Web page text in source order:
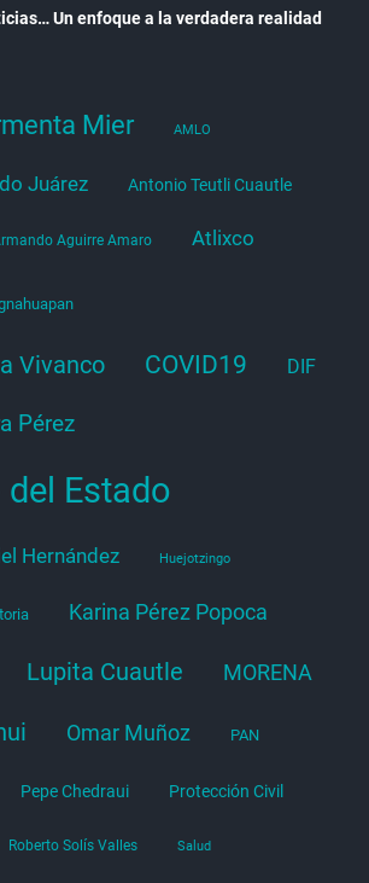
Un enfoque a la verdadera realidad
Mier AMLO
Juárez Antonio Teutli Cuautle
Aguirre Amaro Atlixco
Vivanco COVID19 DIF
Pérez
Estado
Hernández Huejotzingo
Karina Pérez Popoca
Lupita Cuautle MORENA
Omar Muñoz PAN
Pepe Chedraui Protección Civil
Roberto Solís Valles Salud